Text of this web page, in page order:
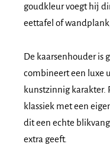
goudkleur voegt hij
eettafel of
De kaarsenhouder is
combineert een luxe
kunstzinnig karakter.
klassiek met een
dit een echte
extra geeft.